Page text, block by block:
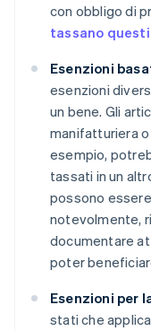
con obbligo di
tassano
Esenzioni
esenzioni
un bene. Gli
manifatturiera o
esempio,
tassati in un
possono
notevolmente,
documentare
poter
Esenzioni per
stati che